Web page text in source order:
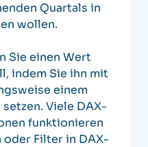
Quartals in
wollen.
Sie einen Wert
indem Sie ihn mit
einem
Viele DAX-
funktionieren
oder Filter in DAX-